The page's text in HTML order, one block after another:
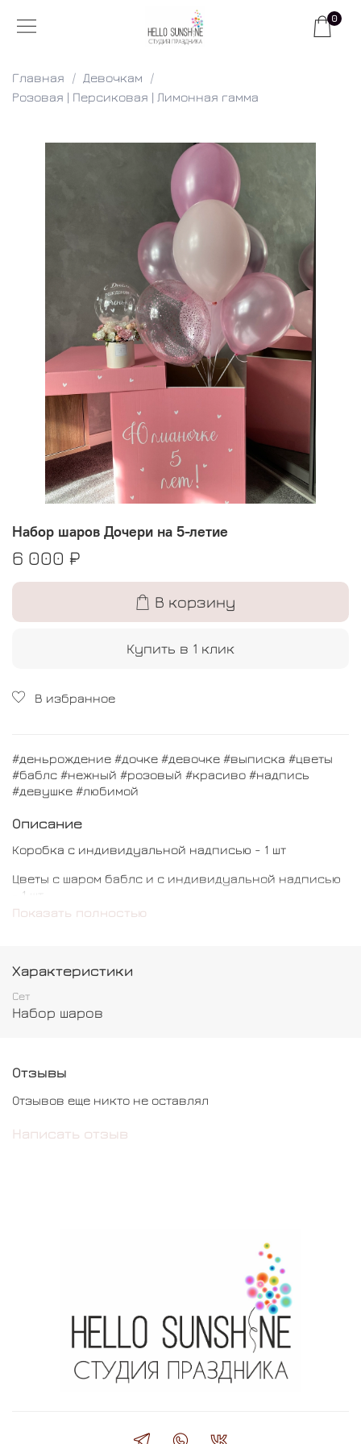
0
Главная
Девочкам
Розовая | Персиковая | Лимонная гамма
Набор шаров Дочери на 5-летие
6 000 ₽
В корзину
Купить в 1 клик
В избранное
#деньрождение #дочке #девочке #выписка #цветы
#баблс #нежный #розовый #красиво #надпись
#девушке #любимой
Описание
Коробка с индивидуальной надписью - 1 шт
Цветы с шаром баблс и с индивидуальной надписью
- 1 шт
Шар с конфетти - 1 шт
Показать полностью
Характеристики
Сет
Набор шаров
Отзывы
Отзывов еще никто не оставлял
Написать отзыв